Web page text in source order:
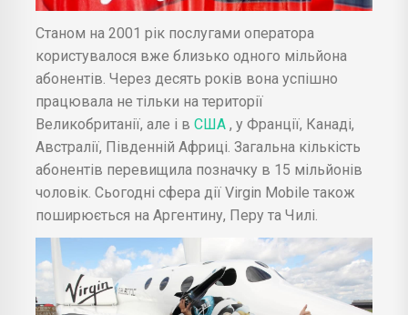
Станом на 2001 рік послугами оператора
користувалося вже близько одного мільйона
абонентів. Через десять років вона успішно
працювала не тільки на території
Великобританії, але і в США , у Франції, Канаді,
Австралії, Південній Африці. Загальна кількість
абонентів перевищила позначку в 15 мільйонів
чоловік. Сьогодні сфера дії Virgin Mobile також
поширюється на Аргентину, Перу та Чилі.